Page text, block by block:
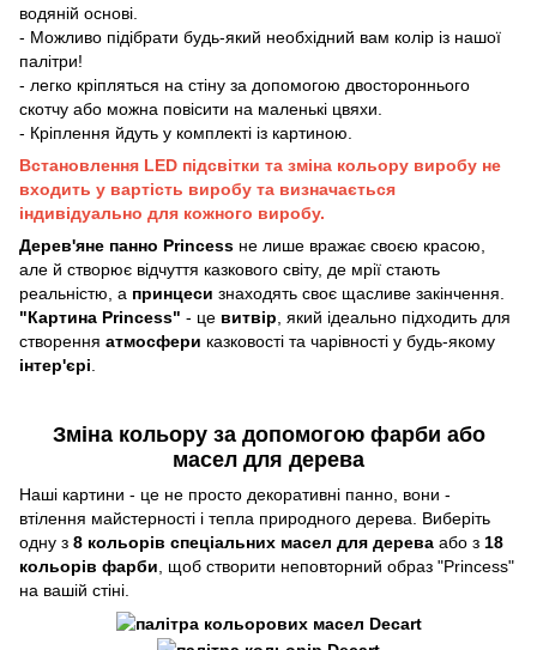
водяній основі.
- Можливо підібрати будь-який необхідний вам колір із нашої
палітри!
- легко кріпляться на стіну за допомогою двостороннього
скотчу або можна повісити на маленькі цвяхи.
- Кріплення йдуть у комплекті із картиною.
Встановлення LED підсвітки та зміна кольору виробу не
входить у вартість виробу та визначається
індивідуально для кожного виробу.
Дерев'яне панно Princess не лише вражає своєю красою,
але й створює відчуття казкового світу, де мрії стають
реальністю, а принцеси знаходять своє щасливе закінчення.
"Картина Princess" - це витвір , який ідеально підходить для
створення атмосфери казковості та чарівності у будь-якому
інтер'єрі
Зміна кольору за допомогою фарби або
масел для дерева
Наші картини - це не просто декоративні панно, вони -
втілення майстерності і тепла природного дерева. Виберіть
одну з 8 кольорів спеціальних масел для дерева або з 18
кольорів фарби , щоб створити неповторний образ "Princess"
на вашій стіні.